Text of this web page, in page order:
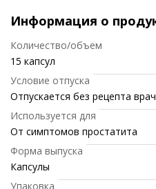
Информация о
Количество/объем
15 капсул
Условие отпуска
Отпускается без рецепта
Используется для
От симптомов простатита
Форма выпуска
Капсулы
Упаковка